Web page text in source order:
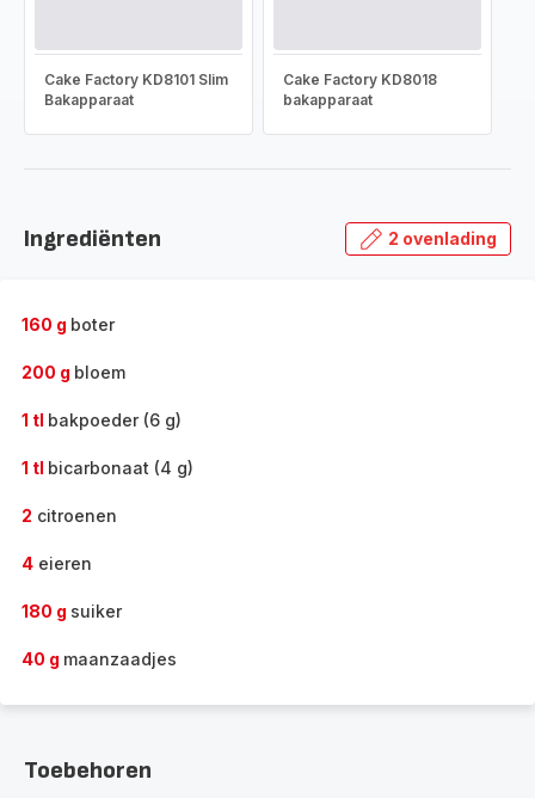
Cake Factory KD8101 Slim
Bakapparaat
Cake Factory KD8018
bakapparaat
Ingrediënten 2 ovenlading
160 g boter
200 g bloem
1 tl bakpoeder (6 g)
1 tl bicarbonaat (4 g)
2 citroenen
4 eieren
180 g suiker
40 g maanzaadjes
Toebehoren